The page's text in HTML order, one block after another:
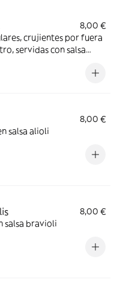
8,00 €
crujientes por fuera
servidas con salsa
8,00 €
salsa alioli
8,00 €
Patatas fritas con salsa bravioli